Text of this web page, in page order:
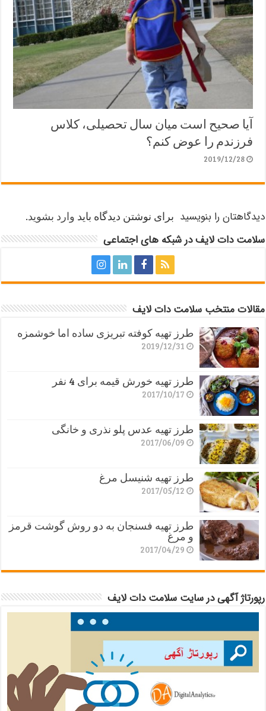
آیا صحیح است میان سال تحصیلی، کلاس
فرزندم را عوض کنم؟
2019/12/28
دیدگاهتان را بنویسید برای نوشتن دیدگاه باید وارد بشوید.
سلامت دات لایف در شبکه های اجتماعی
مقالات منتخب سلامت دات لایف
طرز تهیه کوفته تبریزی ساده اما خوشمزه
2019/12/31
طرز تهیه خورش قیمه برای 4 نفر
2017/10/17
طرز تهیه عدس پلو نذری و خانگی
2017/06/09
طرز تهیه شنیسل مرغ
2017/05/12
طرز تهیه فسنجان به دو روش گوشت قرمز
و مرغ
2017/04/29
رپورتاژ آگهی در سایت سلامت دات لایف